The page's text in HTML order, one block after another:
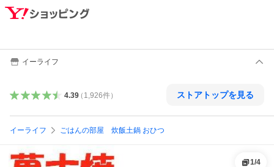
イーライフ
4.39（ 1,926件） ストアトップを見る
イーライフ ごはんの部屋 炊飯土鍋 おひつ
1/4